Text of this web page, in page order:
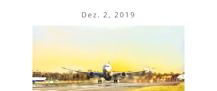
Dez. 2, 2019